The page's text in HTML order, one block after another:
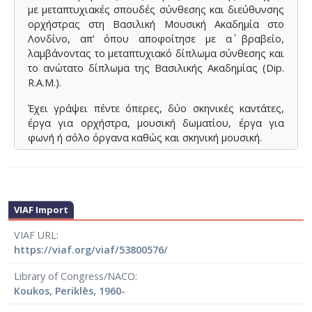
με μεταπτυχιακές σπουδές σύνθεσης και διεύθυνσης
ορχήστρας στη Βασιλική Μουσική Ακαδημία στο
Λονδίνο, απ’ όπου αποφοίτησε με α΄ βραβείο,
λαμβάνοντας το μεταπτυχιακό δίπλωμα σύνθεσης και
το ανώτατο δίπλωμα της Βασιλικής Ακαδημίας (Dip.
R.A.M.).
Έχει γράψει πέντε όπερες, δύο σκηνικές καντάτες,
έργα για ορχήστρα, μουσική δωματίου, έργα για
φωνή ή σόλο όργανα καθώς και σκηνική μουσική.
Λονδίνου, Εθνική Λυρική Σκηνή, Εθνικό Θέατρο,
Φεστιβάλ Αθηνών και Επιδαύρου, Ελληνική
Ραδιοφωνία και Τηλεόραση, Ινστιτούτο Γκαίτε,
Βρετανικό Συμβούλιο κλπ.) και από ορχήστρες (ΚΟΑ,
Φίλων της Μουσικής κ.ά.).
VIAF Import
VIAF URL
https://viaf.org/viaf/53800576/
Library of Congress/NACO
Koukos, Periklēs, 1960-